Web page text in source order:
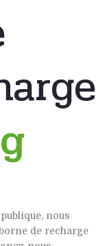
nous
de recharge